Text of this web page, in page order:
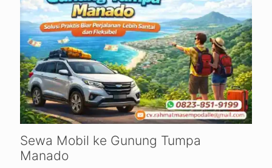
Sewa Mobil ke Gunung Tumpa
Manado